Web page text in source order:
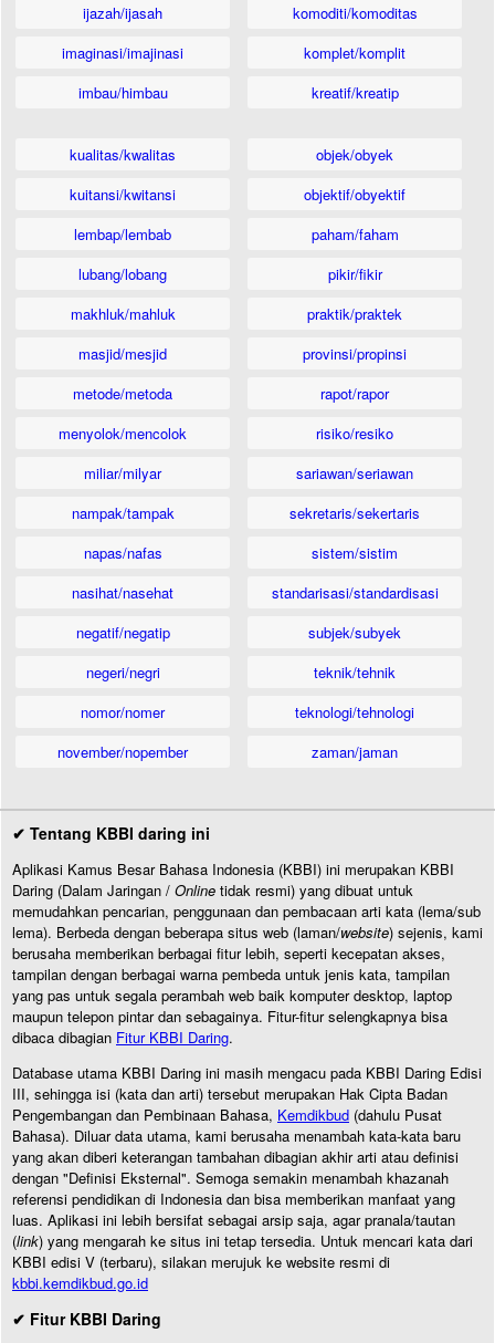
ijazah/ijasah
imaginasi/imajinasi
imbau/himbau
komoditi/komoditas
komplet/komplit
kreatif/kreatip
kualitas/kwalitas
kuitansi/kwitansi
lembap/lembab
lubang/lobang
makhluk/mahluk
masjid/mesjid
metode/metoda
menyolok/mencolok
miliar/milyar
nampak/tampak
napas/nafas
nasihat/nasehat
negatif/negatip
negeri/negri
nomor/nomer
november/nopember
objek/obyek
objektif/obyektif
paham/faham
pikir/fikir
praktik/praktek
provinsi/propinsi
rapot/rapor
risiko/resiko
sariawan/seriawan
sekretaris/sekertaris
sistem/sistim
standarisasi/standardisasi
subjek/subyek
teknik/tehnik
teknologi/tehnologi
zaman/jaman
✔ Tentang KBBI daring ini
Aplikasi Kamus Besar Bahasa Indonesia (KBBI) ini merupakan KBBI
Daring (Dalam Jaringan / Online tidak resmi) yang dibuat untuk
memudahkan pencarian, penggunaan dan pembacaan arti kata (lema/sub
lema). Berbeda dengan beberapa situs web (laman/website) sejenis, kami
berusaha memberikan berbagai fitur lebih, seperti kecepatan akses,
tampilan dengan berbagai warna pembeda untuk jenis kata, tampilan
yang pas untuk segala perambah web baik komputer desktop, laptop
maupun telepon pintar dan sebagainya. Fitur-fitur selengkapnya bisa
dibaca dibagian Fitur KBBI Daring.
Database utama KBBI Daring ini masih mengacu pada KBBI Daring Edisi
III, sehingga isi (kata dan arti) tersebut merupakan Hak Cipta Badan
Pengembangan dan Pembinaan Bahasa, Kemdikbud (dahulu Pusat
Bahasa). Diluar data utama, kami berusaha menambah kata-kata baru
yang akan diberi keterangan tambahan dibagian akhir arti atau definisi
dengan "Definisi Eksternal". Semoga semakin menambah khazanah
referensi pendidikan di Indonesia dan bisa memberikan manfaat yang
luas. Aplikasi ini lebih bersifat sebagai arsip saja, agar pranala/tautan
(link) yang mengarah ke situs ini tetap tersedia. Untuk mencari kata dari
KBBI edisi V (terbaru), silakan merujuk ke website resmi di
kbbi.kemdikbud.go.id
✔ Fitur KBBI Daring